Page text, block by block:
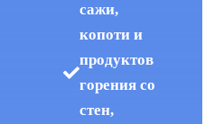
сажи,
копоти и
продуктов
горения со
стен,